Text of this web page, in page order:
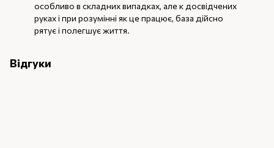
особливо в складних випадках, але к досвідчених
руках і при розумінні як це працює, база дійсно
рятує і полегшує життя.
Відгуки